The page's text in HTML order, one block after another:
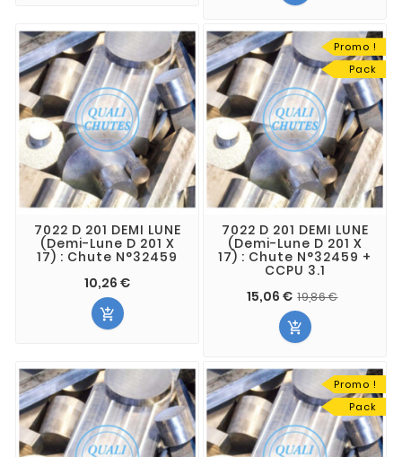
7022 D 201 DEMI LUNE
(Demi-Lune D 201 X
17) : Chute N°32459
10,26 €

Promo !
Pack
7022 D 201 DEMI LUNE
(Demi-Lune D 201 X
17) : Chute N°32459 +
CCPU 3.1
15,06 € 19,86 €

Promo !
Pack